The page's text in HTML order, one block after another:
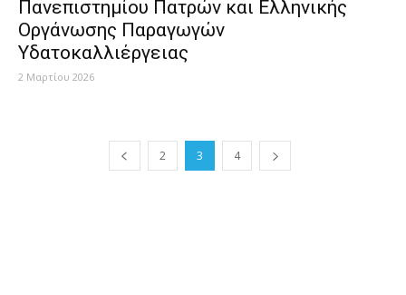
Πανεπιστημίου Πατρών και Ελληνικής
Οργάνωσης Παραγωγών
Υδατοκαλλιέργειας
2 Μαρτίου 2026
2 3 4